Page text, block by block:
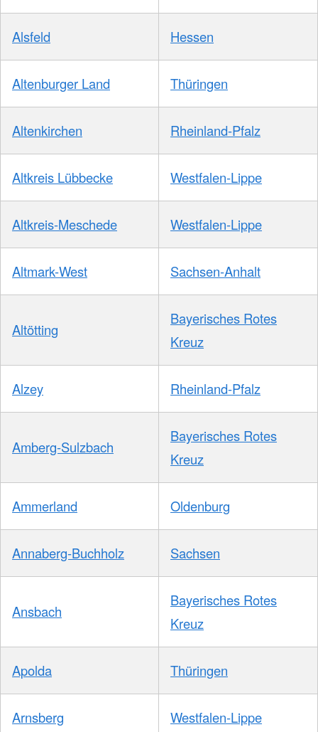
Alsfeld Hessen
Altenburger Land Thüringen
Altenkirchen Rheinland-Pfalz
Altkreis Lübbecke Westfalen-Lippe
Altkreis-Meschede Westfalen-Lippe
Altmark-West Sachsen-Anhalt
Altötting
Bayerisches Rotes
Kreuz
Alzey Rheinland-Pfalz
Amberg-Sulzbach
Bayerisches Rotes
Kreuz
Ammerland Oldenburg
Annaberg-Buchholz Sachsen
Ansbach
Bayerisches Rotes
Kreuz
Apolda Thüringen
Arnsberg Westfalen-Lippe